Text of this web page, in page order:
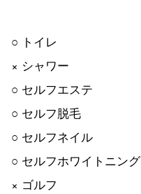
○ トイレ
× シャワー
○ セルフエステ
○ セルフ脱毛
○ セルフネイル
○ セルフホワイトニング
× ゴルフ